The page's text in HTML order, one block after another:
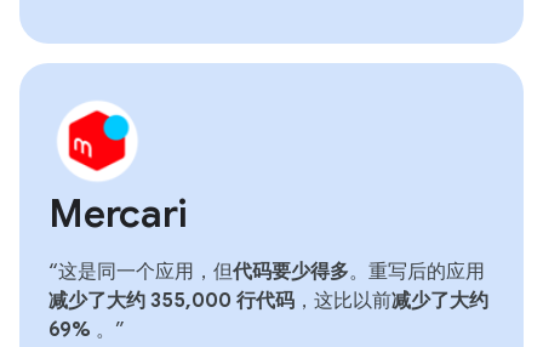
Mercari
“这是同一个应用，但代码要少得多。重写后的应用
减少了大约 355,000 行代码 ，这比以前减少了大约
69% 。”